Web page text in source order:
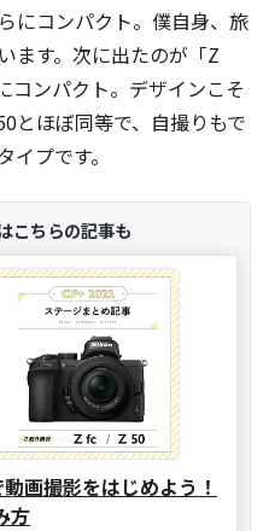
にコンパクト。僕自身、旅
ます。次に出たのが「Z
コンパクト。デザインこそ
とほぼ同等で、自撮りもで
プです。
こちらの記事も
画撮影をはじめよう！
方